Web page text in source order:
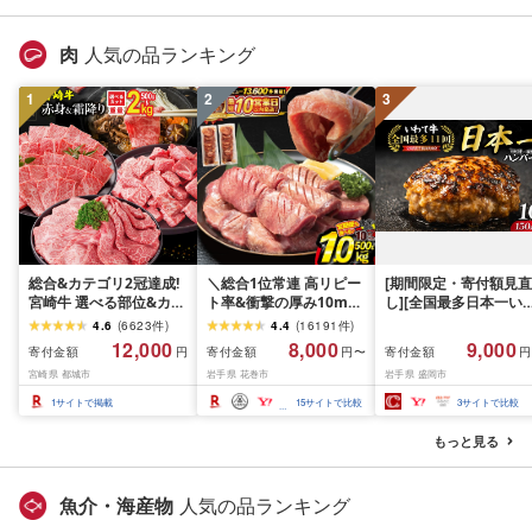
肉 人気の品ランキング
1
総合&カテゴリ2冠達成!
宮崎牛 選べる部位&カッ
ト (赤身&霜降り)or(赤身
のみ) 500g 1kg 2kg[発
送時期が選べる] 牛肉 焼
肉 すき焼き しゃぶしゃ
ぶ ステーキ ギフト お中
4.6 (6623件)
寄付金額
12,000 円
宮崎県 都城市
1サイトで掲載
2
＼総合1位常連 高リピー
ト率&衝撃の厚み10mm
厚切り牛タン 塩味/ ≪ス
ピード発送!!10営業日以
内発送≫ 選べる内容量
500g / 1kg 定期便 毎月
届く 牛肉 肉 BBQ ふるさ
と 人気 ランキング 岩手
4.4 (16191 件)
寄付金額
8,000 円〜
岩手県 花巻市
15サイトで比較
3
[期間限定・寄付額見直
し][全国最多日本一い
1.5kg(150g×10個) い
て牛 × 岩中豚 ハンバー
グ 合挽き 合い挽き 黒
和牛 人気 冷凍 個包装
分け 冷凍 牛肉 豚肉 和
ビーフ ポーク はんば
ぐ 挽肉 お肉 ミンチ 肉
お弁当 hannba-gu ラ
寄付金額 9,000
岩手県 盛岡市
3サイトで比較
もっと見る
魚介・海産物 人気の品ランキング